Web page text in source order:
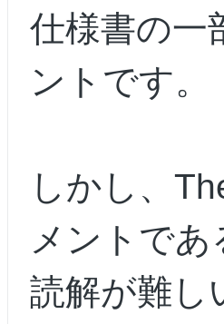
仕様書の一
ントです。
しかし、
メントで
読解が難し